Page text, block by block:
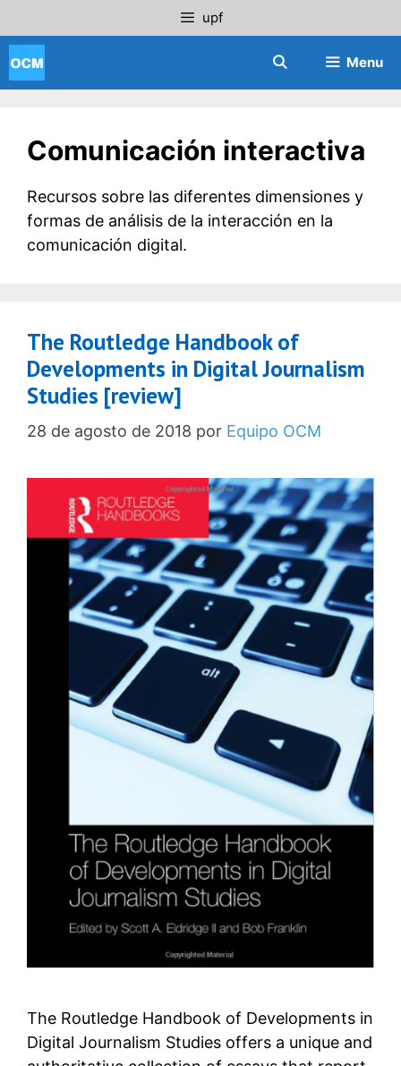
al
contenido
upf
Menu
Comunicación interactiva
Recursos sobre las diferentes dimensiones y
formas de análisis de la interacción en la
comunicación digital.
The Routledge Handbook of
Developments in Digital Journalism
Studies [review]
28 de agosto de 2018 por Equipo OCM
The Routledge Handbook of Developments in
Digital Journalism Studies offers a unique and